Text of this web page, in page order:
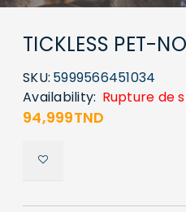
TICKLESS PET-
SKU: 5999566451034
Availability: Rupture de
94,999TND